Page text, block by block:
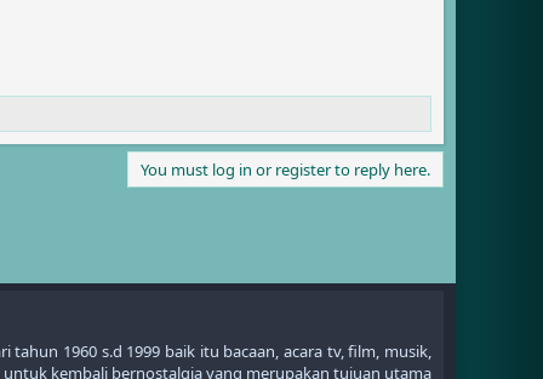
You must log in or register to reply here.
1960 s.d 1999 baik itu bacaan, acara tv, film, musik,
kembali bernostalgia yang merupakan tujuan utama